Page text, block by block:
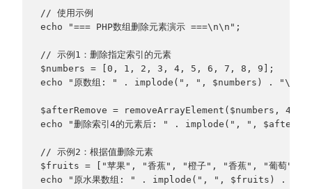
// 使用示例
echo "=== PHP数组删除元素演示 ===\n\n";
// 示例1：删除指定索引的元素
$numbers = [0, 1, 2, 3, 4, 5, 6, 7, 8, 9];
echo "原数组: " . implode(", ", $numbers) . "\n";
$afterRemove = removeArrayElement($numbers, 4);
echo "删除索引4的元素后: " . implode(", ",
// 示例2：根据值删除元素
$fruits = ["苹果", "香蕉", "橙子", "香蕉", "葡萄"];
echo "原水果数组: " . implode(", ", $fruits) .